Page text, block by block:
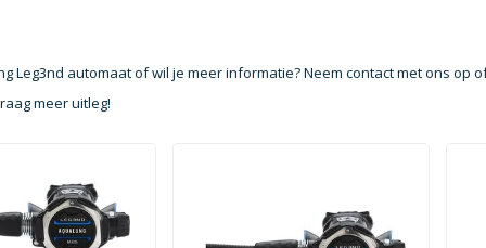
Leg3nd automaat of wil je meer informatie? Neem contact met ons op
meer uitleg!